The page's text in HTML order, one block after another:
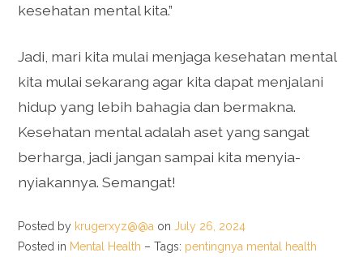
kesehatan mental kita.”
Jadi, mari kita mulai menjaga kesehatan mental
kita mulai sekarang agar kita dapat menjalani
hidup yang lebih bahagia dan bermakna.
Kesehatan mental adalah aset yang sangat
berharga, jadi jangan sampai kita menyia-
nyiakannya. Semangat!
Posted by krugerxyz@@a on July 26, 2024
Posted in Mental Health – Tags: pentingnya mental health